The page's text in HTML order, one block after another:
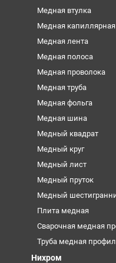
Медная втулка
Медная капиллярная
Медная лента
Медная полоса
Медная проволока
Медная труба
Медная фольга
Медная шина
Медный квадрат
Медный круг
Медный лист
Медный пруток
Медный
Плита медная
Сварочная медная
Труба медная
Нихром